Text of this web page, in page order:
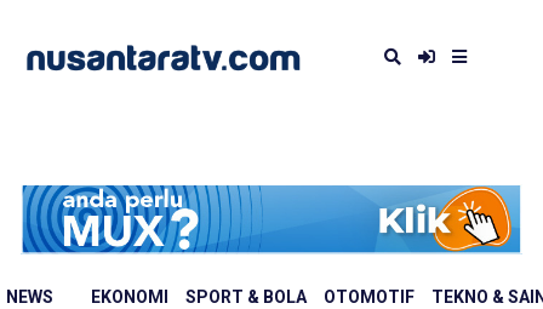
NEWS EKONOMI SPORT & BOLA OTOMOTIF TEKNO &